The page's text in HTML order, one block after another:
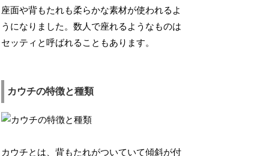
座面や背もたれも柔らかな素材が使われるよ
うになりました。数人で座れるようなものは
セッティと呼ばれることもあります。
カウチの特徴と種類
カウチとは、背もたれがついていて傾斜が付